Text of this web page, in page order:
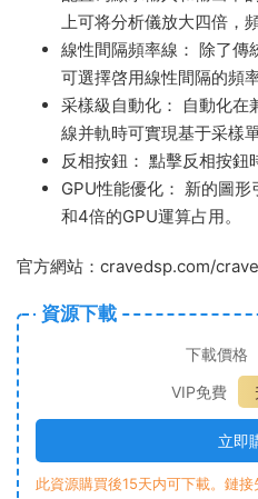
上可将分析儀放大四倍，
線性間隔頻率線： 除了傳
可選擇啓用線性間隔的頻率
采樣級自動化： 自動化在
線并軌時可實現基于采樣
反相按鈕： 點擊反相按鈕
GPU性能優化： 新的圖
和4倍的GPU運算占用。
官方網站：cravedsp.com/
資源下載
下載價格
VIP免費
立即
此資源購買後15天内可下載。鏈